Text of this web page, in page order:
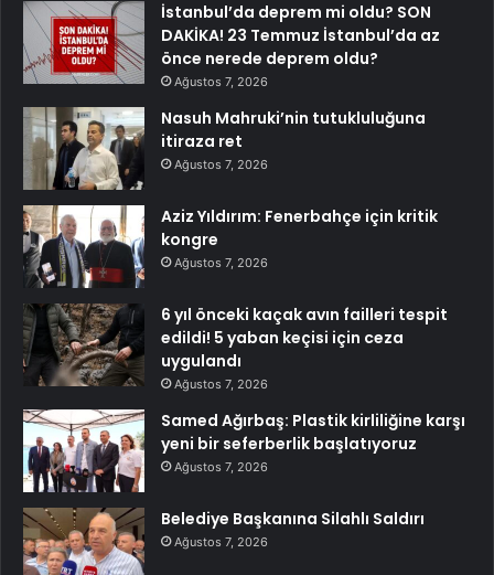
İstanbul’da deprem mi oldu? SON
DAKİKA! 23 Temmuz İstanbul’da az
önce nerede deprem oldu?
Ağustos 7, 2026
Nasuh Mahruki’nin tutukluluğuna
itiraza ret
Ağustos 7, 2026
Aziz Yıldırım: Fenerbahçe için kritik
kongre
Ağustos 7, 2026
6 yıl önceki kaçak avın failleri tespit
edildi! 5 yaban keçisi için ceza
uygulandı
Ağustos 7, 2026
Samed Ağırbaş: Plastik kirliliğine karşı
yeni bir seferberlik başlatıyoruz
Ağustos 7, 2026
Belediye Başkanına Silahlı Saldırı
Ağustos 7, 2026